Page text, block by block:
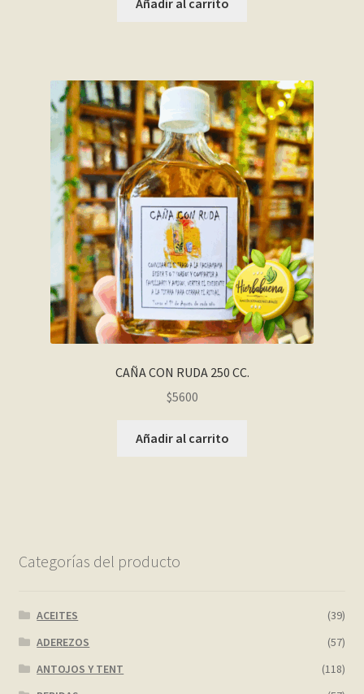
Añadir al carrito
CAÑA CON RUDA 250 CC.
$5600
Añadir al carrito
Categorías del producto
ACEITES
(39)
ADEREZOS
(57)
ANTOJOS Y TENT
(118)